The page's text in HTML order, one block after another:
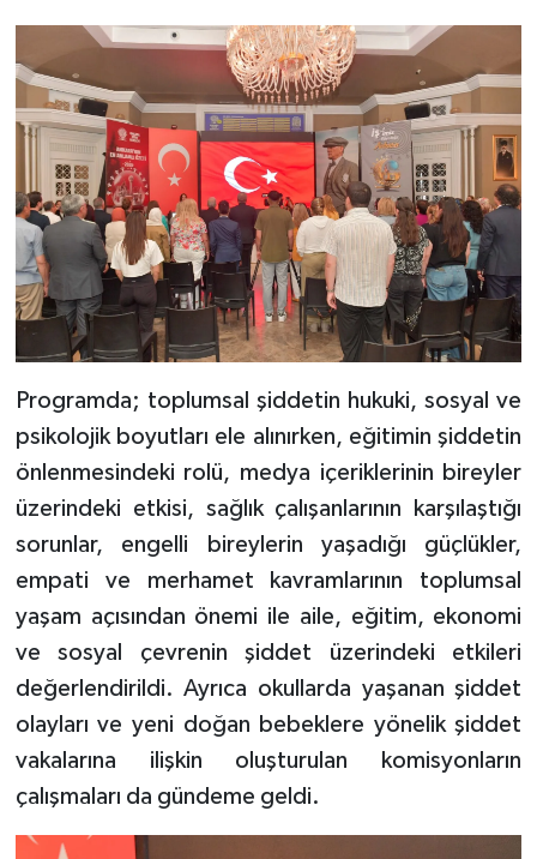
Programda; toplumsal şiddetin hukuki, sosyal ve
psikolojik boyutları ele alınırken, eğitimin şiddetin
önlenmesindeki rolü, medya içeriklerinin bireyler
üzerindeki etkisi, sağlık çalışanlarının karşılaştığı
sorunlar, engelli bireylerin yaşadığı güçlükler,
empati ve merhamet kavramlarının toplumsal
yaşam açısından önemi ile aile, eğitim, ekonomi
ve sosyal çevrenin şiddet üzerindeki etkileri
değerlendirildi. Ayrıca okullarda yaşanan şiddet
olayları ve yeni doğan bebeklere yönelik şiddet
vakalarına ilişkin oluşturulan komisyonların
çalışmaları da gündeme geldi.